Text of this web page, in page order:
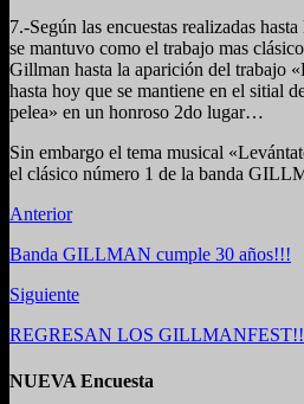
7.-Según las encuestas realizadas
se mantuvo como el trabajo mas
Gillman hasta la aparición del trabajo
hasta hoy que se mantiene en el sitial
pelea» en un honroso 2do lugar…
Sin embargo el tema musical
el clásico número 1 de la banda
Anterior
Banda GILLMAN cumple 30 años!!!
Siguiente
REGRESAN LOS GILLMANFEST!!
NUEVA Encuesta